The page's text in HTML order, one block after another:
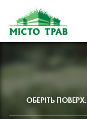
ОБЕРІТЬ ПОВЕРХ: